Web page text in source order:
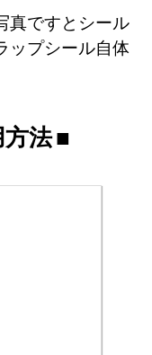
真ですとシール
ップシール自体
法